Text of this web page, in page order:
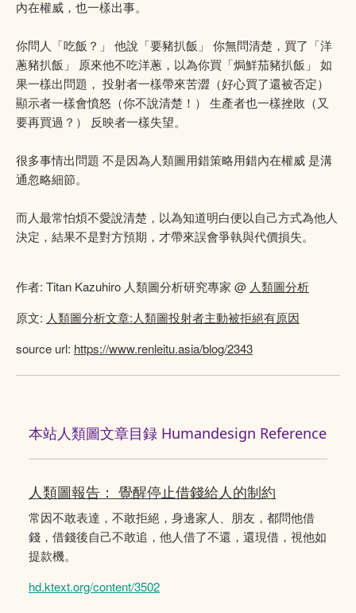
內在權威，也一樣出事。
你問人「吃飯？」 他說「要豬扒飯」 你無問清楚，買了「洋
蔥豬扒飯」 原來他不吃洋蔥，以為你買「焗鮮茄豬扒飯」 如
果一樣出問題， 投射者一樣帶來苦澀（好心買了還被否定）
顯示者一樣會憤怒（你不說清楚！） 生產者也一樣挫敗（又
要再買過？） 反映者一樣失望。
很多事情出問題 不是因為人類圖用錯策略用錯內在權威 是溝
通忽略細節。
而人最常怕煩不愛說清楚，以為知道明白便以自己方式為他人
決定，結果不是對方預期，才帶來誤會爭執與代價損失。
作者: Titan Kazuhiro 人類圖分析研究專家 @ 人類圖分析
原文: 人類圖分析文章:人類圖投射者主動被拒絕有原因
source url: https://www.renleitu.asia/blog/2343
本站人類圖文章目録 Humandesign Reference
人類圖報告： 覺醒停止借錢給人的制約
常因不敢表達，不敢拒絕，身邊家人、朋友，都問他借
錢，借錢後自己不敢追，他人借了不還，還現借，視他如
提款機。
hd.ktext.org/content/3502